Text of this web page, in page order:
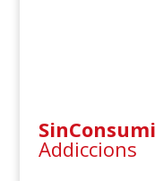
Addiccions